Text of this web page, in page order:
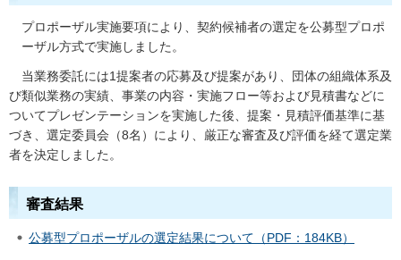
プロポーザル実施要項により、契約候補者の選定を公募型プロポ
ーザル方式で実施しました。
当業務委託には1提案者の応募及び提案があり、団体の組織体系及
び類似業務の実績、事業の内容・実施フロー等および見積書などに
ついてプレゼンテーションを実施した後、提案・見積評価基準に基
づき、選定委員会（8名）により、厳正な審査及び評価を経て選定業
者を決定しました。
審査結果
公募型プロポーザルの選定結果について（PDF：184KB）